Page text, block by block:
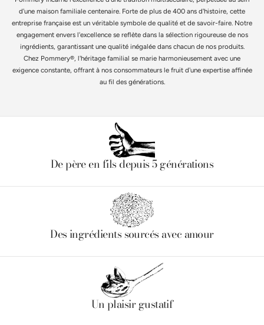
d'une maison familiale centenaire. Forte de plus de 400 ans d'histoire, cette
entreprise française est un véritable symbole de qualité et de savoir-faire. Notre
engagement envers l'excellence se reflète dans la sélection rigoureuse de nos
ingrédients, garantissant une qualité inégalée dans chacun de nos produits.
Chez Pommery®, l'héritage familial se marie harmonieusement avec une
exigence constante, offrant à nos consommateurs le fruit d'une expertise affinée
au fil des générations.
De père en fils depuis 5 générations
Des ingrédients sourcés avec amour
Un plaisir gustatif